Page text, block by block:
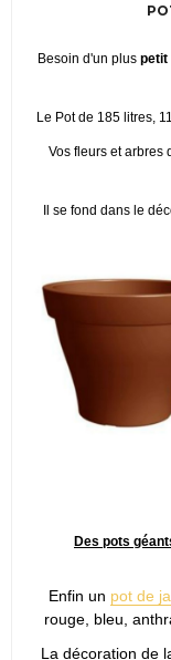
Besoin d'un plus petit
Le Pot de 185 litres,
Vos fleurs et arbres
Il se fond dans le
Des pots
Enfin un pot de
rouge, bleu,
La décoration de